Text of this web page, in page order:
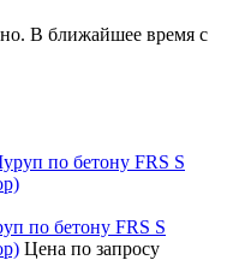
В ближайшее время с
по бетону FRS S
Цена по запросу